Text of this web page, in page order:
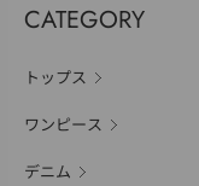
CATEGORY
トップス
ワンピース
デニム